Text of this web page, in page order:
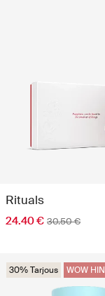
30% Tarjous WOW
Rituals
24.40 € 30.50 €